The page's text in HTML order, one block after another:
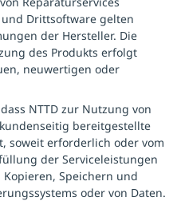
Drittsoftware gelten
der Hersteller. Die
des Produkts erfolgt
neuwertigen oder
NTTD zur Nutzung von
bereitgestellte
soweit erforderlich oder vom
der Serviceleistungen
Speichern und
oder von Daten.